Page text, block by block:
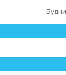
Будни